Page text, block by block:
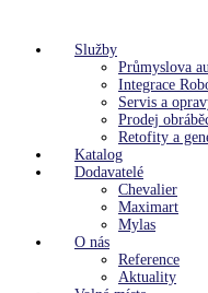
Služby
Průmyslova
Integrace
Servis a
Prodej
Retofity a
Katalog
Dodavatelé
Chevalier
Maximart
Mylas
O nás
Reference
Aktuality